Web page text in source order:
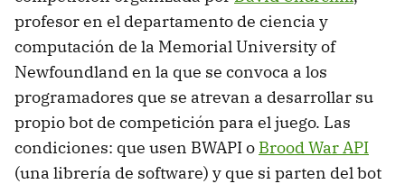
profesor en el departamento de ciencia y
computación de la Memorial University of
Newfoundland en la que se convoca a los
programadores que se atrevan a desarrollar su
propio bot de competición para el juego. Las
condiciones: que usen BWAPI o Brood War API
(una librería de software) y que si parten del bot